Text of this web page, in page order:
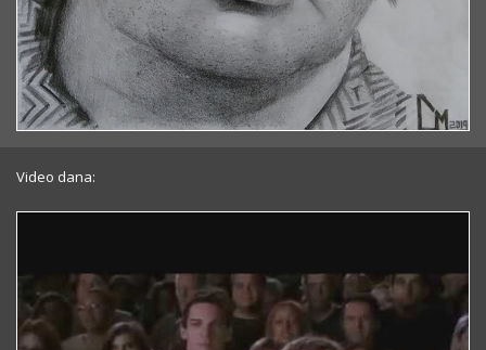
Video dana: